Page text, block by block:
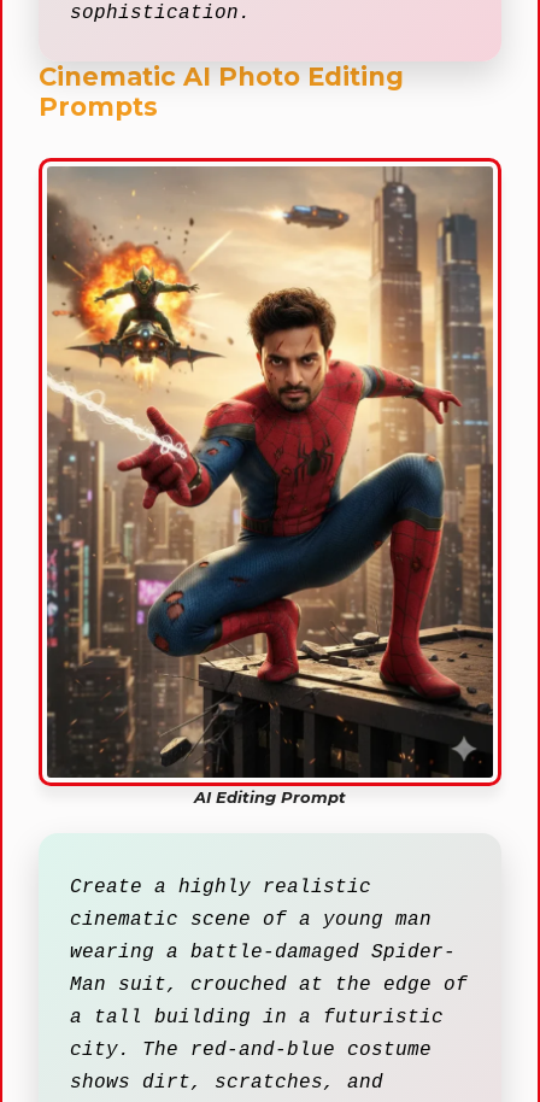
sophistication.
Cinematic AI Photo Editing
Prompts
AI Editing Prompt
Create a highly realistic
cinematic scene of a young man
wearing a battle-damaged Spider-
Man suit, crouched at the edge of
a tall building in a futuristic
city. The red-and-blue costume
shows dirt, scratches, and